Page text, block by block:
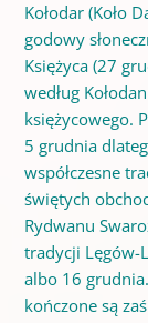
Kołodar (Koło
godowy
Księżyca (27
według
księżycowego.
5 grudnia
współczesne
świętych
Rydwanu
tradycji Lęgów-
albo 16
kończone są